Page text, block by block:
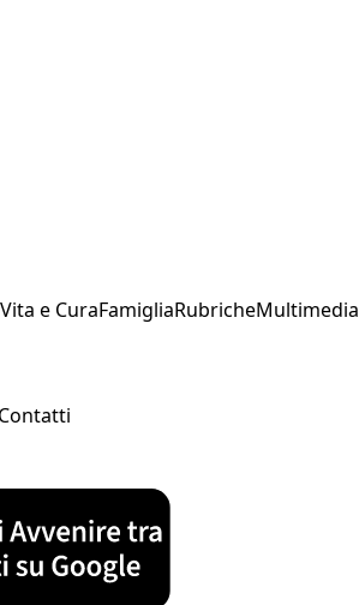
Vita e CuraFamigliaRubricheMultimedia
Contatti